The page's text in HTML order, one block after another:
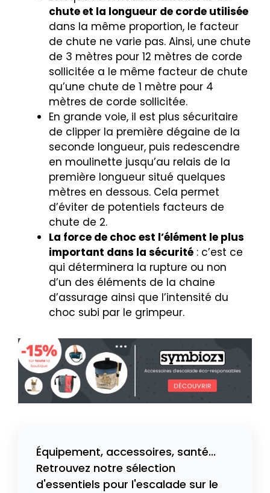
chute et la longueur de corde utilisée
dans la même proportion, le facteur
de chute ne varie pas. Ainsi, une chute
de 3 mètres pour 12 mètres de corde
sollicitée a le même facteur de chute
qu’une chute de 1 mètre pour 4
mètres de corde sollicitée.
En grande voie, il est plus sécuritaire
de clipper la première dégaine de la
seconde longueur, puis redescendre
en moulinette jusqu’au relais de la
première longueur situé quelques
mètres en dessous. Cela permet
d’éviter de potentiels facteurs de
chute de 2.
La force de choc est l’élément le plus
important dans la sécurité : c’est ce
qui déterminera la rupture ou non
d’un des éléments de la chaine
d’assurage ainsi que l’intensité du
choc subi par le grimpeur.
Équipement, accessoires, santé...
Retrouvez notre sélection
d'essentiels pour l'escalade sur le